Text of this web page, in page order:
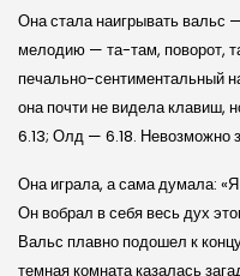
Она стала наигрывать
мелодию — та-там, поворот,
печально-сентиментальный
она почти не видела
6.13; Олд — 6.18. Невозможно
Она играла, а сама думала:
Он вобрал в себя весь дух
Вальс плавно подошел к
темная комната казалась